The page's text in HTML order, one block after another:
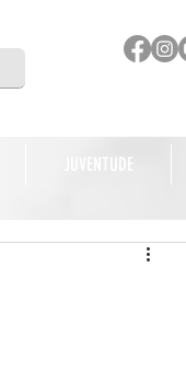
JUVENTUDE